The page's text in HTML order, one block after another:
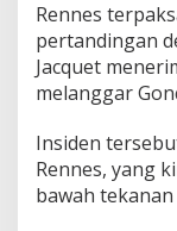
Rennes
pertandingan
Jacquet
melanggar
Insiden
Rennes, yang
bawah tekanan